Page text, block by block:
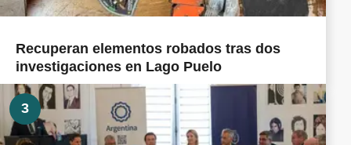
Recuperan elementos robados tras dos
investigaciones en Lago Puelo
3